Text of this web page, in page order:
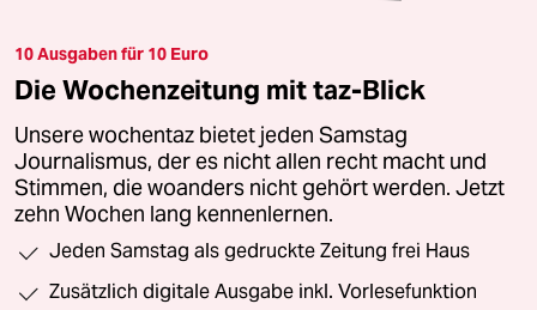
10 Ausgaben für 10 Euro
Die Wochenzeitung mit taz-Blick
Unsere wochentaz bietet jeden Samstag
Journalismus, der es nicht allen recht macht und
Stimmen, die woanders nicht gehört werden. Jetzt
zehn Wochen lang kennenlernen.
Jeden Samstag als gedruckte Zeitung frei Haus
Zusätzlich digitale Ausgabe inkl. Vorlesefunktion